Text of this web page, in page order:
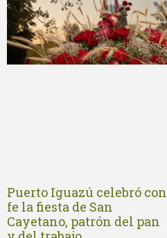
Puerto Iguazú celebró con
fe la fiesta de San
Cayetano, patrón del pan